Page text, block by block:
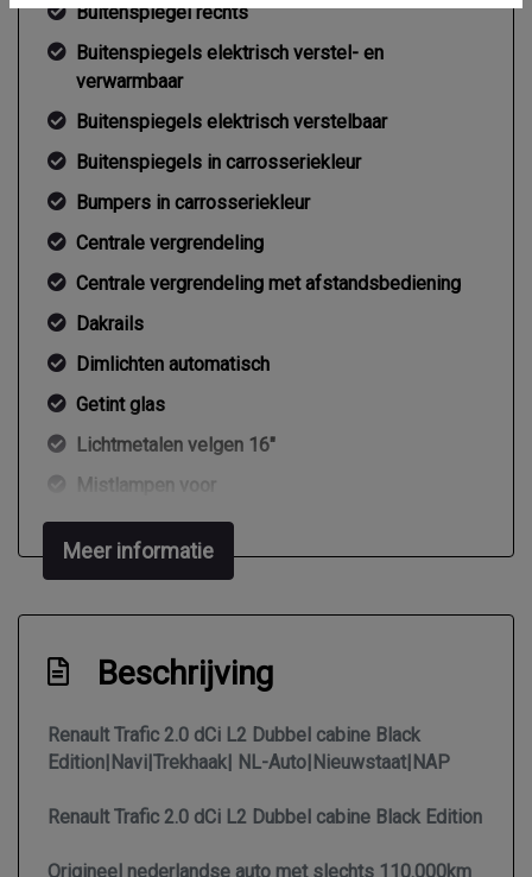
Buitenspiegel rechts
Buitenspiegels elektrisch verstel- en
verwarmbaar
Buitenspiegels elektrisch verstelbaar
Buitenspiegels in carrosseriekleur
Bumpers in carrosseriekleur
Centrale vergrendeling
Centrale vergrendeling met afstandsbediening
Dakrails
Dimlichten automatisch
Getint glas
Lichtmetalen velgen 16"
Mistlampen voor
Park distance control
Parkeersensor achter
Zijschuifdeur rechts
Interieur
Airco
Airco automatisch
Meer informatie
Beschrijving
Renault Trafic 2.0 dCi L2 Dubbel cabine Black
Edition|Navi|Trekhaak| NL-Auto|Nieuwstaat|NAP
Renault Trafic 2.0 dCi L2 Dubbel cabine Black Edition
Origineel nederlandse auto met slechts 110.000km